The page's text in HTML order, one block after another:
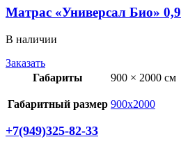
Матрас «Универсал Био» 0,9
В наличии
Заказать
Габариты
900 × 2000 см
Габаритный размер 900х2000
+7(949)325-82-33